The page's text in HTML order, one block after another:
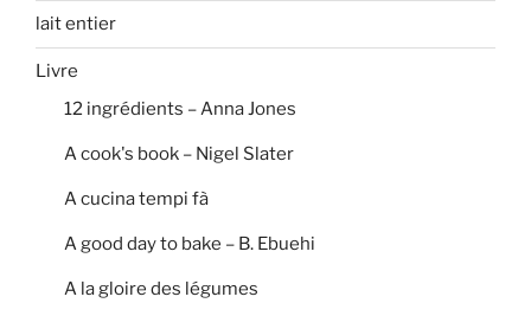
lait entier
Livre
12 ingrédients – Anna Jones
A cook's book – Nigel Slater
A cucina tempi fà
A good day to bake – B. Ebuehi
A la gloire des légumes